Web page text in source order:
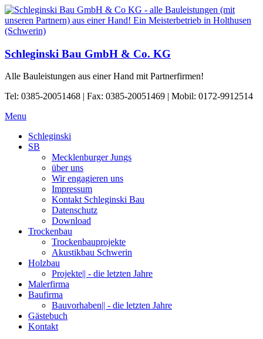
Schleginski Bau GmbH & Co. KG
Alle Bauleistungen aus einer Hand mit Partnerfirmen!
Tel: 0385-20051468 | Fax: 0385-20051469 | Mobil: 0172-9912514
Menu
Schleginski
SB
Mecklenburger Jungs
über uns
Wir engagieren uns
Impressum
Kontakt Schleginski Bau
Datenschutz
Download
Trockenbau
Trockenbauprojekte
Akustikbau Schwerin
Holzbau
Projekte|| - die letzten Jahre
Malerfirma
Baufirma
Bauvorhaben|| - die letzten Jahre
Gästebuch
Kontakt